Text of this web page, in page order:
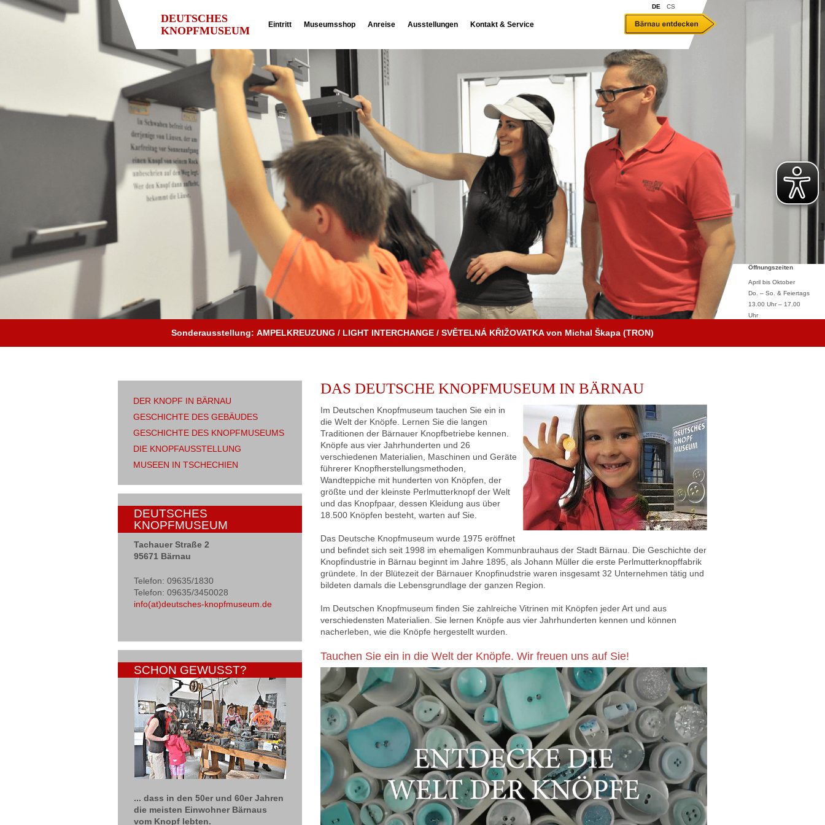
DEUTSCHES
KNOPFMUSEUM
Eintritt Museumsshop Anreise Ausstellungen Kontakt & Service
Öffnungszeiten
April bis Oktober
Do. – So. & Feiertags
13.00 Uhr – 17.00
Uhr
Sonderausstellung: AMPELKREUZUNG / LIGHT INTERCHANGE / SVĚTELNÁ KŘIŽOVATKA von Michal Škapa (TRON)
DER KNOPF IN BÄRNAU
GESCHICHTE DES GEBÄUDES
GESCHICHTE DES KNOPFMUSEUMS
DIE KNOPFAUSSTELLUNG
MUSEEN IN TSCHECHIEN
DEUTSCHES
KNOPFMUSEUM
Tachauer Straße 2
95671 Bärnau
Telefon: 09635/1830
Telefon: 09635/3450028
info(at)deutsches-knopfmuseum.de
SCHON GEWUSST?
... dass in den 50er und 60er Jahren
die meisten Einwohner Bärnaus
vom Knopf lebten.
DAS DEUTSCHE KNOPFMUSEUM IN BÄRNAU
Im Deutschen Knopfmuseum tauchen Sie ein in
die Welt der Knöpfe. Lernen Sie die langen
Traditionen der Bärnauer Knopfbetriebe kennen.
Knöpfe aus vier Jahrhunderten und 26
verschiedenen Materialien, Maschinen und Geräte
führerer Knopfherstellungsmethoden,
Wandteppiche mit hunderten von Knöpfen, der
größte und der kleinste Perlmutterknopf der Welt
und das Knopfpaar, dessen Kleidung aus über
18.500 Knöpfen besteht, warten auf Sie.
Das Deutsche Knopfmuseum wurde 1975 eröffnet
und befindet sich seit 1998 im ehemaligen Kommunbrauhaus der Stadt Bärnau. Die Geschichte der
Knopfindustrie in Bärnau beginnt im Jahre 1895, als Johann Müller die erste Perlmutterknopffabrik
gründete. In der Blütezeit der Bärnauer Knopfinudstrie waren insgesamt 32 Unternehmen tätig und
bildeten damals die Lebensgrundlage der ganzen Region.
Im Deutschen Knopfmuseum finden Sie zahlreiche Vitrinen mit Knöpfen jeder Art und aus
verschiedensten Materialien. Sie lernen Knöpfe aus vier Jahrhunderten kennen und können
nacherleben, wie die Knöpfe hergestellt wurden.
Tauchen Sie ein in die Welt der Knöpfe. Wir freuen uns auf Sie!
DE CS